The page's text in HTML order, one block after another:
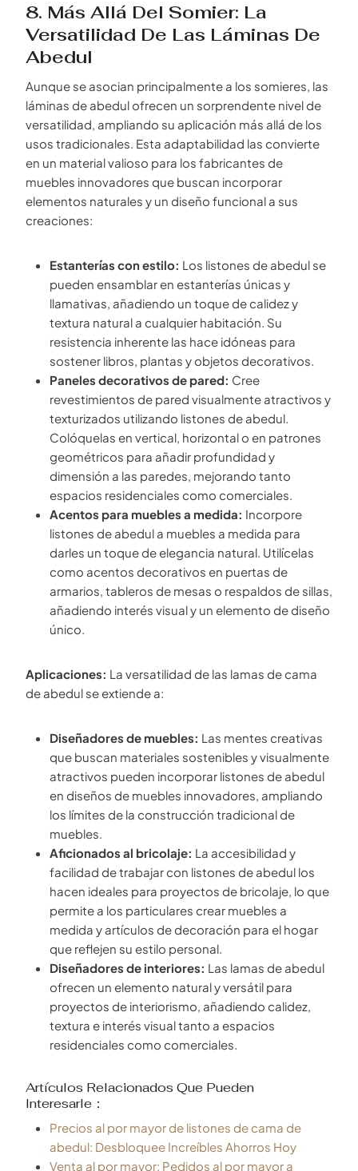
8. Más Allá Del Somier: La
Versatilidad De Las Láminas De
Abedul
Aunque se asocian principalmente a los somieres, las
láminas de abedul ofrecen un sorprendente nivel de
versatilidad, ampliando su aplicación más allá de los
usos tradicionales. Esta adaptabilidad las convierte
en un material valioso para los fabricantes de
muebles innovadores que buscan incorporar
elementos naturales y un diseño funcional a sus
creaciones:
Estanterías con estilo: Los listones de abedul se
pueden ensamblar en estanterías únicas y
llamativas, añadiendo un toque de calidez y
textura natural a cualquier habitación. Su
resistencia inherente las hace idóneas para
sostener libros, plantas y objetos decorativos.
Paneles decorativos de pared: Cree
revestimientos de pared visualmente atractivos y
texturizados utilizando listones de abedul.
Colóquelas en vertical, horizontal o en patrones
geométricos para añadir profundidad y
dimensión a las paredes, mejorando tanto
espacios residenciales como comerciales.
Acentos para muebles a medida: Incorpore
listones de abedul a muebles a medida para
darles un toque de elegancia natural. Utilícelas
como acentos decorativos en puertas de
armarios, tableros de mesas o respaldos de sillas,
añadiendo interés visual y un elemento de diseño
único.
Aplicaciones: La versatilidad de las lamas de cama
de abedul se extiende a:
Diseñadores de muebles: Las mentes creativas
que buscan materiales sostenibles y visualmente
atractivos pueden incorporar listones de abedul
en diseños de muebles innovadores, ampliando
los límites de la construcción tradicional de
muebles.
Aficionados al bricolaje: La accesibilidad y
facilidad de trabajar con listones de abedul los
hacen ideales para proyectos de bricolaje, lo que
permite a los particulares crear muebles a
medida y artículos de decoración para el hogar
que reflejen su estilo personal.
Diseñadores de interiores: Las lamas de abedul
ofrecen un elemento natural y versátil para
proyectos de interiorismo, añadiendo calidez,
textura e interés visual tanto a espacios
residenciales como comerciales.
Artículos Relacionados Que Pueden
Interesarle：
Precios al por mayor de listones de cama de
abedul: Desbloquee Increíbles Ahorros Hoy
Venta al por mayor: Pedidos al por mayor a